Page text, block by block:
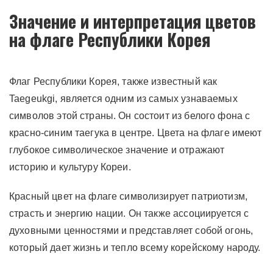
Значение и интерпретация цветов
на флаге Республики Корея
Флаг Республики Корея, также известный как
Taegeukgi, является одним из самых узнаваемых
символов этой страны. Он состоит из белого фона с
красно-синим таегука в центре. Цвета на флаге имеют
глубокое символическое значение и отражают
историю и культуру Кореи.
Красный цвет на флаге символизирует патриотизм,
страсть и энергию нации. Он также ассоциируется с
духовными ценностями и представляет собой огонь,
который дает жизнь и тепло всему корейскому народу.